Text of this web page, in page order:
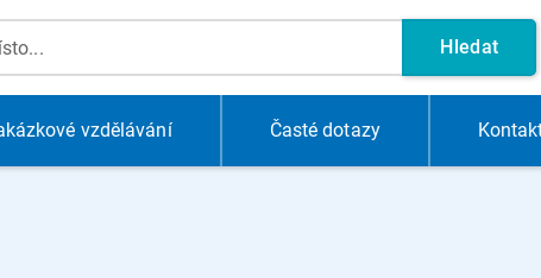
Hledat
vzdělávání Časté dotazy